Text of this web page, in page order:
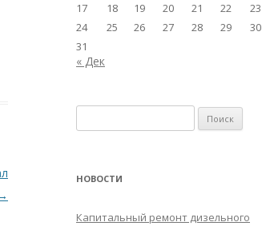
17
18 19 20 21 22
23
24
25 26 27 28 29
30
31
« Дек
НОВОСТИ
Капитальный ремонт дизельного